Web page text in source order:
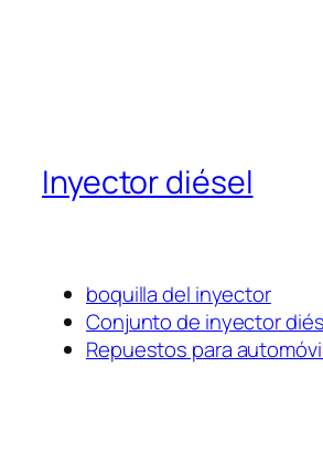
Inyector diésel
boquilla del inyector
Conjunto de inyector
Repuestos para